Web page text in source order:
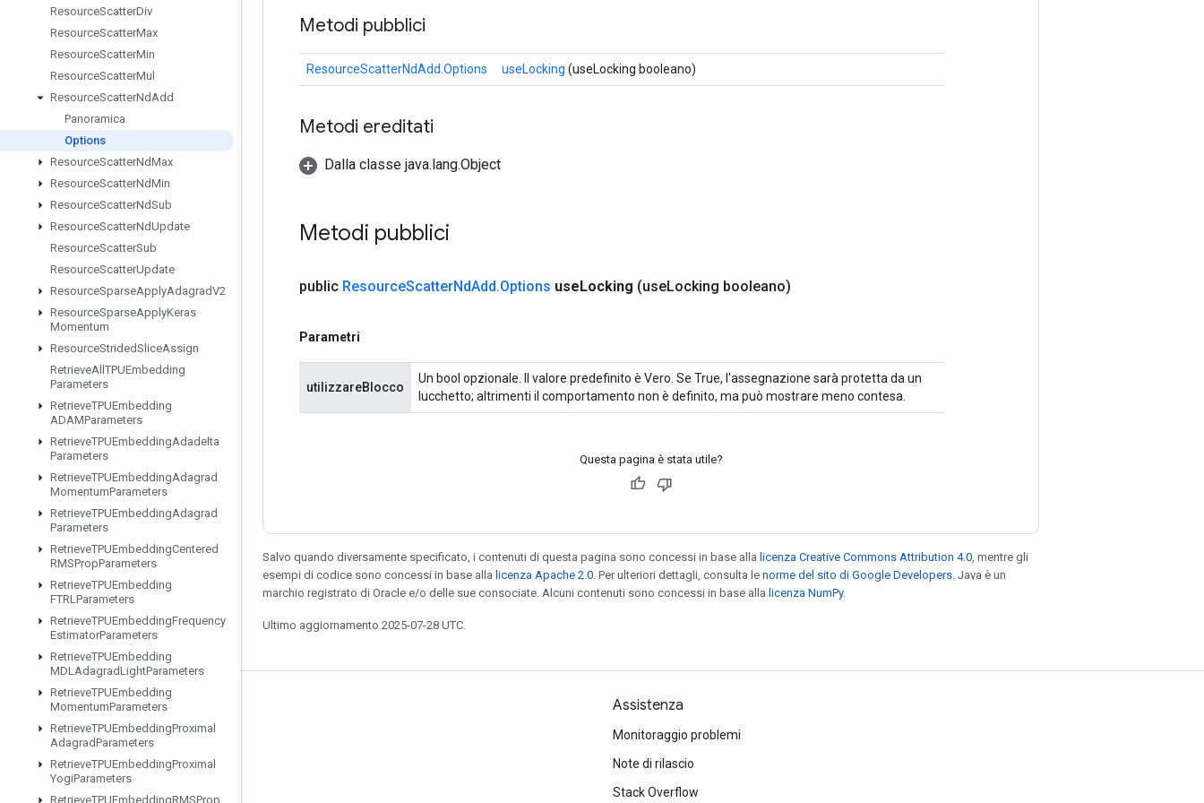
ResourceScatterDiv
ResourceScatterMax
ResourceScatterMin
ResourceScatterMul
ResourceScatterNdAdd
Panoramica
Options
ResourceScatterNdMax
ResourceScatterNdMin
ResourceScatterNdSub
ResourceScatterNdUpdate
ResourceScatterSub
ResourceScatterUpdate
ResourceSparseApplyAdagradV2
ResourceSparseApplyKeras
Momentum
ResourceStridedSliceAssign
RetrieveAll TPUEmbedding
Parameters
RetrieveTPUEmbedding
ADAMParameters
RetrieveTPUEmbeddingAdadelta
Parameters
RetrieveTPUEmbeddingAdagrad
MomentumParameters
RetrieveTPUEmbeddingAdagrad
Parameters
RetrieveTPUEmbeddingCentered
RMSPropParameters
RetrieveTPUEmbedding
FTRLParameters
RetrieveTPUEmbeddingFrequency
EstimatorParameters
RetrieveTPUEmbedding
MDLAdagradLightParameters
RetrieveTPUEmbedding
MomentumParameters
RetrieveTPUEmbeddingProximal
AdagradParameters
RetrieveTPUEmbeddingProximal
YogiParameters
RetrieveTPUEmbeddingRMSProp
Metodi pubblici
ResourceScatterNdAdd.Options useLocking (useLocking booleano)
Metodi ereditati
Dalla classe java.lang.Object
Metodi pubblici
public ResourceScatterNdAdd.Options useLocking (useLocking booleano)
Parametri
utilizzareBlocco
Un bool opzionale. Il valore predefinito è Vero. Se True, l'assegnazione sarà protetta da un
lucchetto; altrimenti il ​​comportamento non è definito, ma può mostrare meno contesa.
Questa pagina è stata utile?
Salvo quando diversamente specificato, i contenuti di questa pagina sono concessi in base alla licenza Creative Commons Attribution 4.0 , mentre gli
esempi di codice sono concessi in base alla licenza Apache 2.0 . Per ulteriori dettagli, consulta le norme del sito di Google Developers . Java è un
marchio registrato di Oracle e/o delle sue consociate. Alcuni contenuti sono concessi in base alla licenza NumPy.
Ultimo aggiornamento 2025-07-28 UTC.
Resta connesso
Blog
Forum
Assistenza
Monitoraggio problemi
Note di rilascio
Stack Overflow